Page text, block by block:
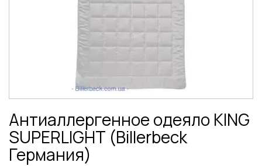
Антиаллергенное одеяло KING
SUPERLIGHT (Billerbeck
Германия)